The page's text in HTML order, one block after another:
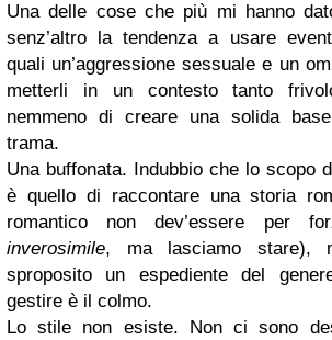
Una delle cose che più mi hanno
senz’altro la tendenza a usare
quali un’aggressione sessuale e un
metterli in un contesto tanto
nemmeno di creare una solida
trama.
Una buffonata. Indubbio che lo scopo
è quello di raccontare una storia
romantico non dev’essere per
inverosimile, ma lasciamo stare),
sproposito un espediente del
gestire è il colmo.
Lo stile non esiste. Non ci sono